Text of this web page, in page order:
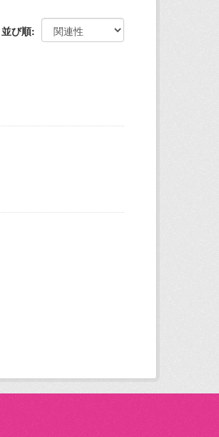
並び順